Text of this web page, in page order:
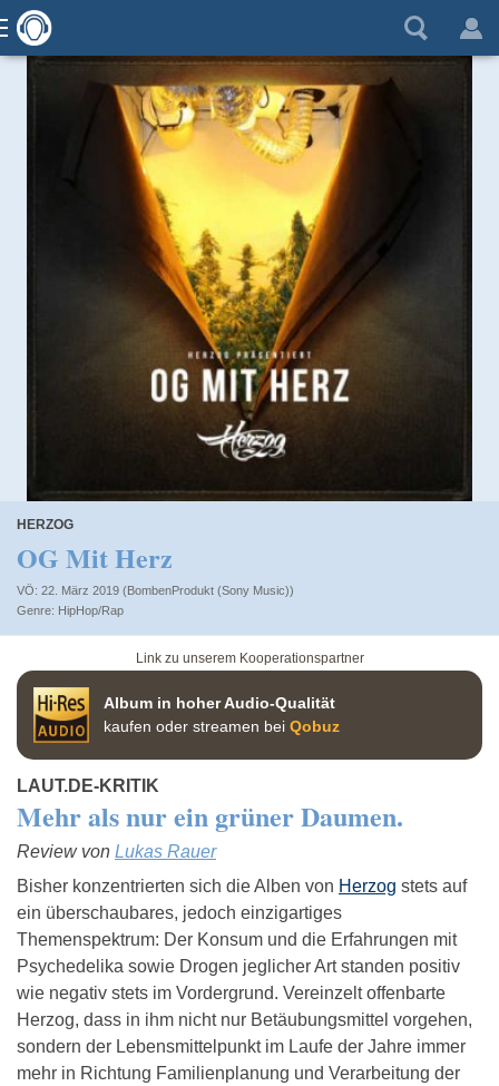
HERZOG
OG Mit Herz
VÖ: 22. März 2019 (BombenProdukt (Sony Music))
HipHop/Rap
Link zu unserem Kooperationspartner
Album in hoher Audio-Qualität
kaufen oder streamen bei Qobuz
LAUT.DE-KRITIK
Mehr als nur ein grüner Daumen.
Review von Lukas Rauer
Bisher konzentrierten sich die Alben von Herzog stets auf
ein überschaubares, jedoch einzigartiges
Themenspektrum: Der Konsum und die Erfahrungen mit
Psychedelika sowie Drogen jeglicher Art standen positiv
wie negativ stets im Vordergrund. Vereinzelt offenbarte
Herzog, dass in ihm nicht nur Betäubungsmittel vorgehen,
sondern der Lebensmittelpunkt im Laufe der Jahre immer
mehr in Richtung Familienplanung und Verarbeitung der